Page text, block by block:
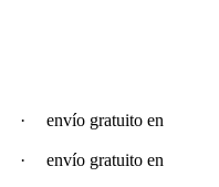
·
envío gratuito en
·
envío gratuito en